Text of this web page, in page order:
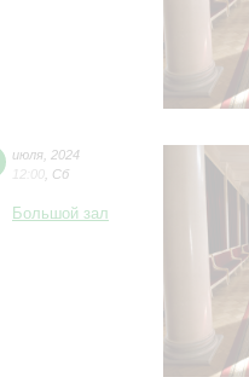
июля 2024
12:00 Сб
Большой зал